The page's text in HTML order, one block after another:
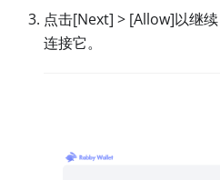
点击[Next] > [Allow]以继
连接它。